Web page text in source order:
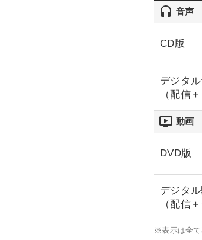
headset 音声
CD版
デジタ
（配信
ondemand_video 動画
DVD版
デジタ
（配信
※表示は全て